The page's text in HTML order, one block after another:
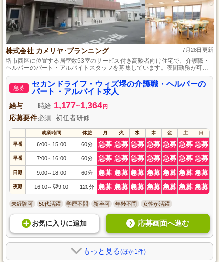
株式会社 カメリヤ･プランニング 7月28日更新
堺市西区に位置する居室数53室のサービス付き高齢者向け住宅で、介護職・
ヘルパーのパート・アルバイトスタッフを募集しています。夜間勤務が可能
で、月3回からの相談に応じられるため、様々なライフスタイルに対応できま
す。安心の社会保険完備や交通費支給など、充実した待遇をご用意しており
ます。公共交通機関利用も便利で、アクセスしやすい職場環境です。
急募
セカンドライフ・ウィズ堺の介護職・ヘルパーの
パート・アルバイト求人
給与 時給 1,177~1,364 円
応募要件必須: 初任者研修
就業時間 休憩 月 火 水 木 金 土 日
早番 6:00～ 15:00 60分 急募 急募 急募 急募 急募 急募 急募
早番 7:00～ 16:00 60分 急募 急募 急募 急募 急募 急募 急募
日勤 9:00～ 18:00 60分 急募 急募 急募 急募 急募 急募 急募
夜勤 16:00～ 翌9:00 120分 急募 急募 急募 急募 急募 急募 急募
未経験可 50代活躍 学歴不問 新卒可 年齢不問 女性が活躍
お気に入り に追加 応募画面へ進む
もっと見る(ほか1件)